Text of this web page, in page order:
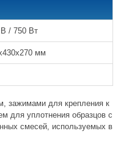
В / 750 Вт
мм
зажимами для крепления к
для уплотнения образцов с
смесей, используемых в